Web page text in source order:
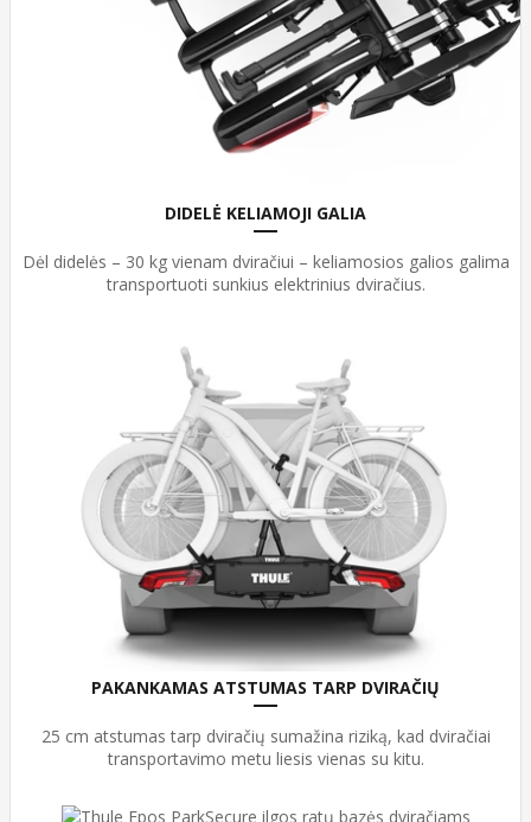
DIDELĖ KELIAMOJI GALIA
Dėl didelės – 30 kg vienam dviračiui – keliamosios galios galima
transportuoti sunkius elektrinius dviračius.
PAKANKAMAS ATSTUMAS TARP DVIRAČIŲ
25 cm atstumas tarp dviračių sumažina riziką, kad dviračiai
transportavimo metu liesis vienas su kitu.